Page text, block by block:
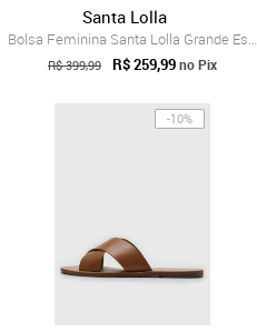
Santa Lolla
Bolsa Feminina Santa Lolla Grande Estrut...
R$ 399,99 R$ 259,99no Pix
-10%